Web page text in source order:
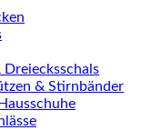
Dreiecksschals
& Stirnbänder